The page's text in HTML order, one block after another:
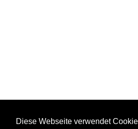
Diese Webseite verwendet